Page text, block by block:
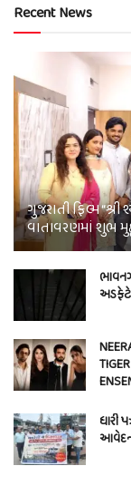
Recent News
ગુજરાતી ફિલ્મ
વાતાવરણમાં શુભ
ધારી